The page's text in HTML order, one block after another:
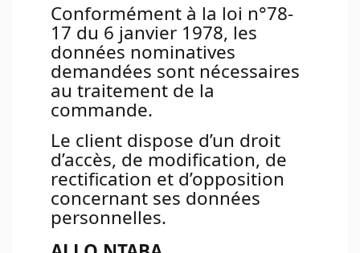
Conformément à la loi n°78-
17 du 6 janvier 1978, les
données nominatives
demandées sont nécessaires
au traitement de la
commande.
Le client dispose d’un droit
d’accès, de modification, de
rectification et d’opposition
concernant ses données
personnelles.